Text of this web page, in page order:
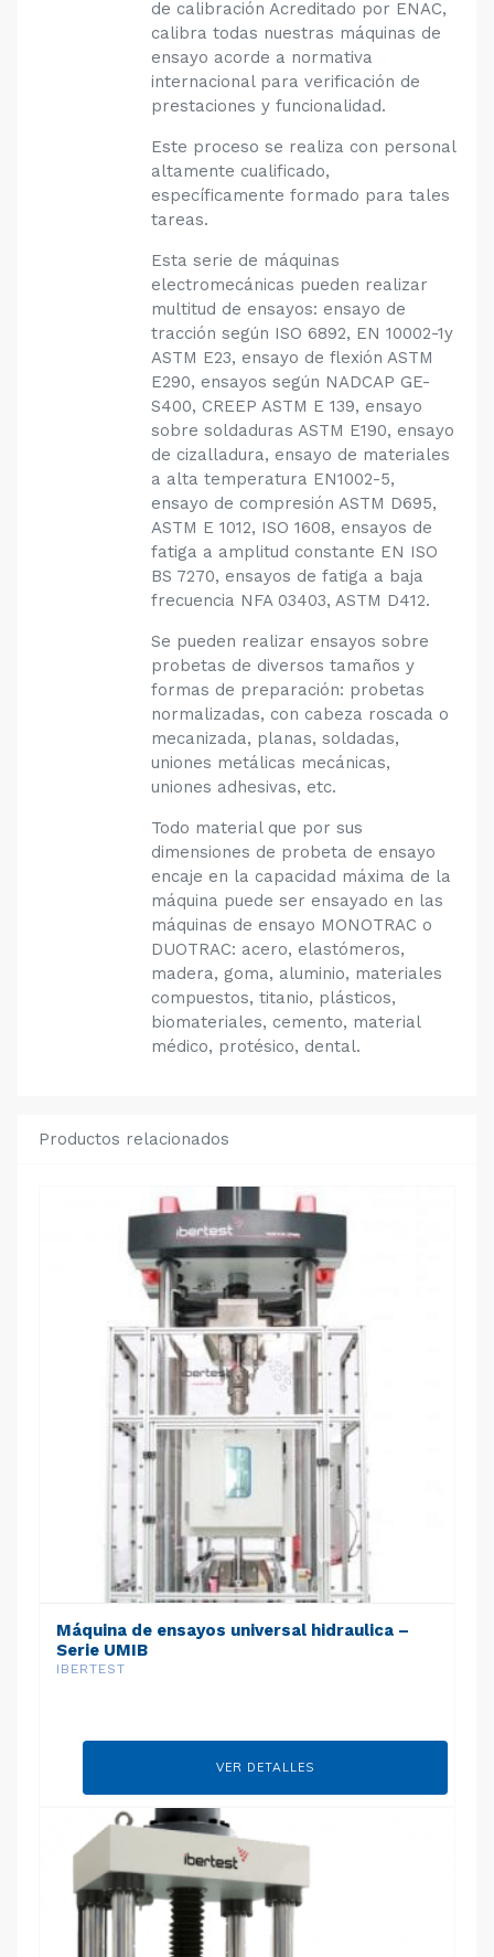
de calibración Acreditado por ENAC,
calibra todas nuestras máquinas de
ensayo acorde a normativa
internacional para verificación de
prestaciones y funcionalidad.
Este proceso se realiza con personal
altamente cualificado,
específicamente formado para tales
tareas.
Esta serie de máquinas
electromecánicas pueden realizar
multitud de ensayos: ensayo de
tracción según ISO 6892, EN 10002-1y
ASTM E23, ensayo de flexión ASTM
E290, ensayos según NADCAP GE-
S400, CREEP ASTM E 139, ensayo
sobre soldaduras ASTM E190, ensayo
de cizalladura, ensayo de materiales
a alta temperatura EN1002-5,
ensayo de compresión ASTM D695,
ASTM E 1012, ISO 1608, ensayos de
fatiga a amplitud constante EN ISO
BS 7270, ensayos de fatiga a baja
frecuencia NFA 03403, ASTM D412.
Se pueden realizar ensayos sobre
probetas de diversos tamaños y
formas de preparación: probetas
normalizadas, con cabeza roscada o
mecanizada, planas, soldadas,
uniones metálicas mecánicas,
uniones adhesivas, etc.
Todo material que por sus
dimensiones de probeta de ensayo
encaje en la capacidad máxima de la
máquina puede ser ensayado en las
máquinas de ensayo MONOTRAC o
DUOTRAC: acero, elastómeros,
madera, goma, aluminio, materiales
compuestos, titanio, plásticos,
biomateriales, cemento, material
médico, protésico, dental.
Productos relacionados
Máquina de ensayos universal hidraulica –
Serie UMIB
IBERTEST
VER DETALLES